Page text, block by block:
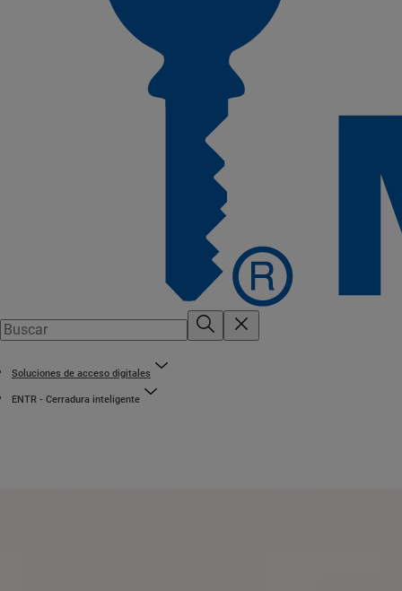
Soluciones de acceso digitales
ENTR - Cerradura inteligente